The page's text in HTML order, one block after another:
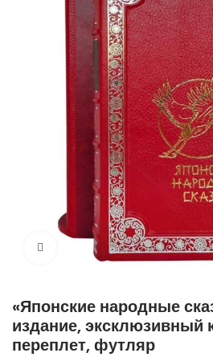
Увеличить
«Японские народные
издание, эксклюзивный
переплет, футляр